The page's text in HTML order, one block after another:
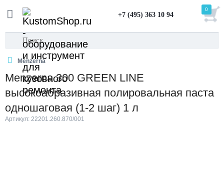
+7 (495) 363 10 94
0
Menzerna
Menzerna 300 GREEN LINE
высокоабразивная полировальная паста
одношаговая (1-2 шаг) 1 л
Артикул: 22201.260.870/001